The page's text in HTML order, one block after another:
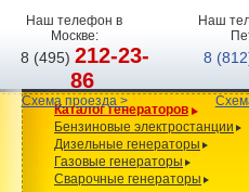
Наш телефон в
Москве:
8 (495)212-23-
86
Схема проезда >
Наш
8
Каталог генераторов
Бензиновые электростанции
Дизельные генераторы
Газовые генераторы
Сварочные генераторы